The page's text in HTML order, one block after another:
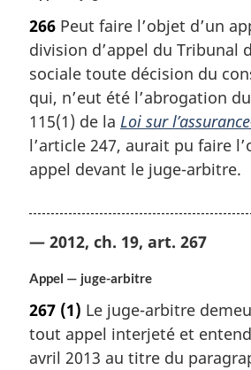
266 Peut faire l’objet d’un
division d’appel du Tribunal
sociale toute décision du
qui, n’eut été l’abrogation
115(1) de la Loi sur
l’article 247, aurait pu faire
appel devant le juge-arbitre.
— 2012, ch. 19, art. 267
Appel — juge-arbitre
267 (1) Le juge-arbitre
tout appel interjeté et
avril 2013 au titre du